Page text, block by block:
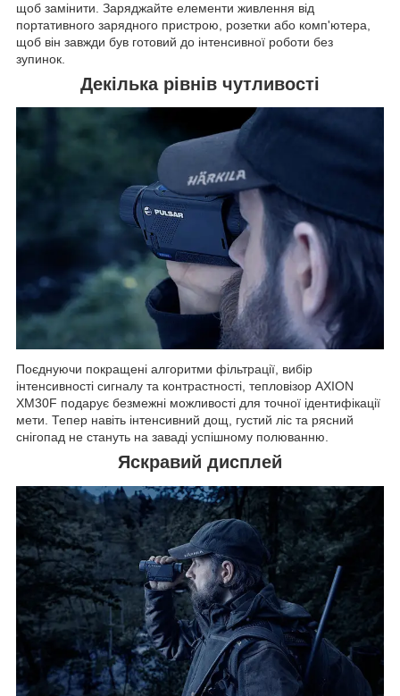
щоб замінити. Заряджайте елементи живлення від
портативного зарядного пристрою, розетки або комп'ютера,
щоб він завжди був готовий до інтенсивної роботи без
зупинок.
Декілька рівнів чутливості
Поєднуючи покращені алгоритми фільтрації, вибір
інтенсивності сигналу та контрастності, тепловізор AXION
XM30F подарує безмежні можливості для точної ідентифікації
мети. Тепер навіть інтенсивний дощ, густий ліс та рясний
снігопад не стануть на заваді успішному полюванню.
Яскравий дисплей